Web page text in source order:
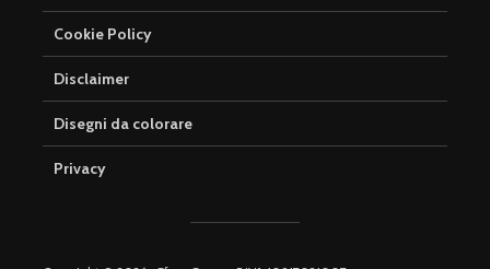
Cookie Policy
Disclaimer
Disegni da colorare
Privacy